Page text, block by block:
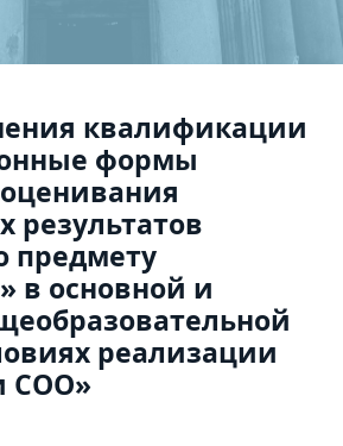
квалификации
формы
результатов
предмету
в основной и
реализации
СОО»